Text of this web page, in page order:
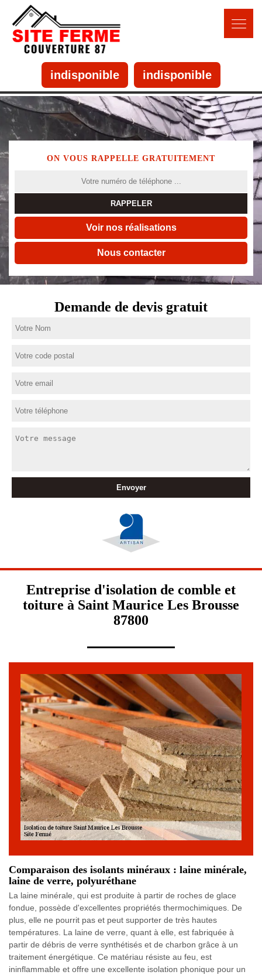
indisponible indisponible
ON VOUS RAPPELLE GRATUITEMENT
Voir nos réalisations
Nous contacter
Demande de devis gratuit
Entreprise d'isolation de comble et
toiture à Saint Maurice Les Brousse
87800
Comparaison des isolants minéraux : laine minérale,
laine de verre, polyuréthane
La laine minérale, qui est produite à partir de roches de glace
fondue, possède d'excellentes propriétés thermochimiques. De
plus, elle ne pourrit pas et peut supporter de très hautes
températures. La laine de verre, quant à elle, est fabriquée à
partir de débris de verre synthétisés et de charbon grâce à un
traitement énergétique. Ce matériau résiste au feu, est
ininflammable et offre une excellente isolation phonique pour un